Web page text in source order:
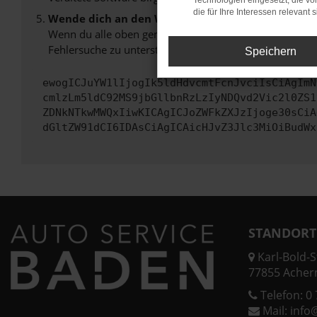
Wende dich an den Webseitenbetreiber.
Wenn du alle oben genannten Schritte versucht hast,
Fehlersuche zu unterstützen:
Karl-Bold-
77855
Telefon: 0
Mail:
die für Ihre Interessen relevant
Speichern